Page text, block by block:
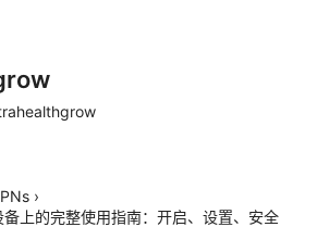
›
上的完整使用指南：开启、设置、安全